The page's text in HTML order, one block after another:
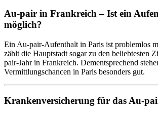
Au-pair in Frankreich – Ist ein
möglich?
Ein Au-pair-Aufenthalt in Paris ist problemlos
zählt die Hauptstadt sogar zu den beliebtesten
pair-Jahr in Frankreich. Dementsprechend
Vermittlungschancen in Paris besonders gut.
Krankenversicherung für das Au-